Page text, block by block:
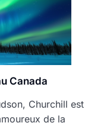
Canada
Churchill est
de la